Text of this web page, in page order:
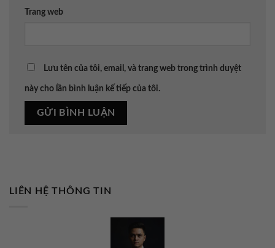
Trang web
Lưu tên của tôi, email, và trang web trong trình duyệt
này cho lần bình luận kế tiếp của tôi.
LIÊN HỆ THÔNG TIN